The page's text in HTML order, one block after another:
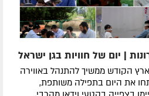
| יום של חוויות בגן ישראל
הקודש ממשיך להתנהל באווירה
את היום בתפילה משותפת,